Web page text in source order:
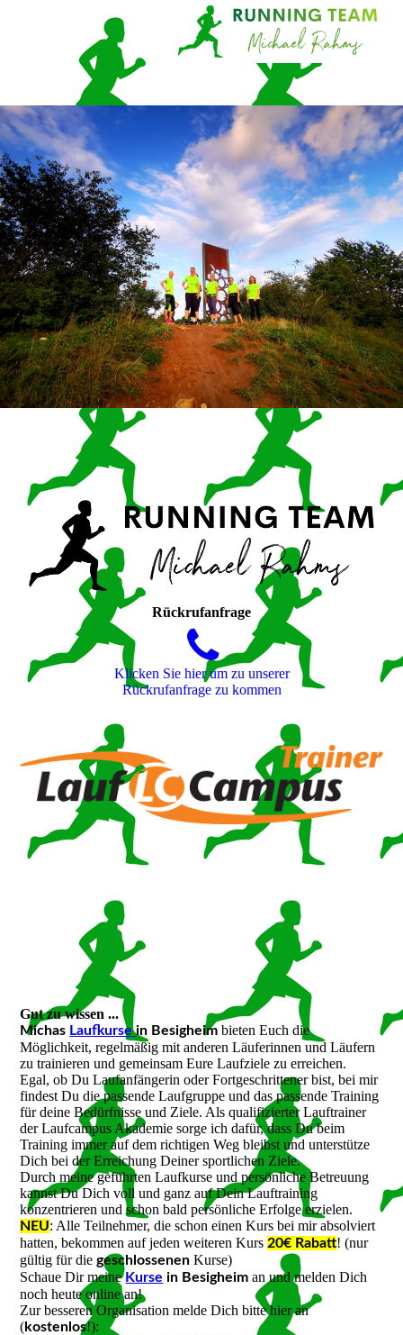
Rückrufanfrage
Klicken Sie hier um zu unserer
Rückrufanfrage zu kommen
Gut zu wissen ...
Michas Laufkursein Besigheim bieten Euch die
Möglichkeit, regelmäßig mit anderen Läuferinnen und Läufern
zu trainieren und gemeinsam Eure Laufziele zu erreichen.
Egal, ob Du Laufanfängerin oder Fortgeschrittener bist, bei mir
findest Du die passende Laufgruppe und das passende Training
für deine Bedürfnisse und Ziele. Als qualifizierter Lauftrainer
der Laufcampus Akademie sorge ich dafür, dass Du beim
Training immer auf dem richtigen Weg bleibst und unterstütze
Dich bei der Erreichung Deiner sportlichen Ziele.
Durch meine geführten Laufkurse und persönliche Betreuung
kannst Du Dich voll und ganz auf Dein Lauftraining
konzentrieren und schon bald persönliche Erfolge erzielen.
NEU: Alle Teilnehmer, die schon einen Kurs bei mir absolviert
hatten, bekommen auf jeden weiteren Kurs 20€ Rabatt! (nur
gültig für diegeschlossenen Kurse)
Schaue Dir meine Kurse in Besigheim an und melden Dich
noch heute online an!
Zur besseren Organisation melde Dich bitte hier an
(kostenlos!):